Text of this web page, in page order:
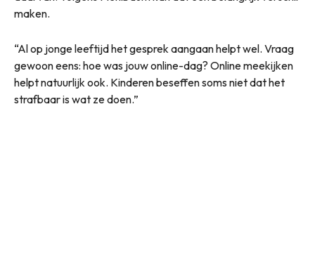
maken.
“Al op jonge leeftijd het gesprek aangaan helpt wel. Vraag
gewoon eens: hoe was jouw online-dag? Online meekijken
helpt natuurlijk ook. Kinderen beseffen soms niet dat het
strafbaar is wat ze doen.”